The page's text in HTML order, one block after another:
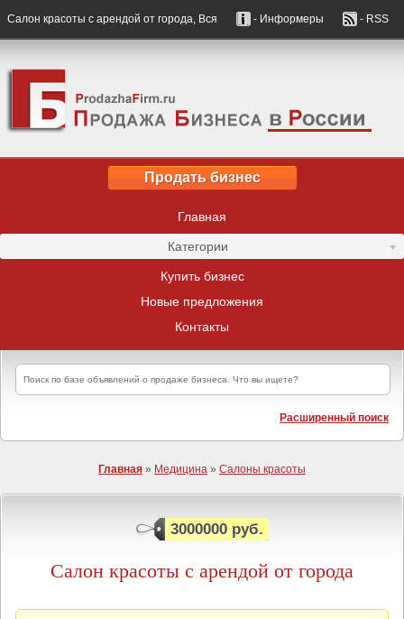
Салон красоты с арендой от города, Вся - Информеры - RSS
Продать бизнес
Главная
Категории
Купить бизнес
Новые предложения
Контакты
Расширенный поиск
Главная » Медицина » Салоны красоты
3000000 руб.
Салон красоты с арендой от города